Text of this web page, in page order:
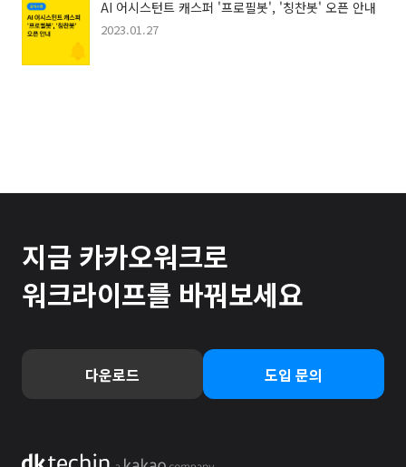
AI 어시스턴트 캐스퍼 '프로필봇', '칭찬봇' 오픈 안내
2023.01.27
지금 카카오워크로
워크라이프를 바꿔보세요
다운로드 도입 문의